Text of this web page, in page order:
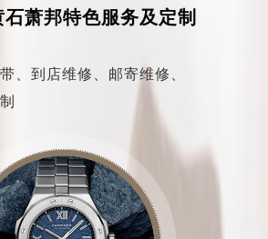
石萧邦特色服务及定制
、 到店维修、 邮寄维修、